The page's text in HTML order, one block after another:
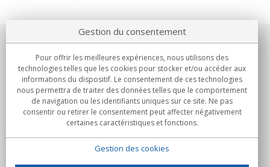
Notre société
Engagements
Achats
Gestion du consentement
Pour offrir les meilleures expériences, nous utilisons des
technologies telles que les cookies pour stocker et/ou accéder aux
informations du dispositif. Le consentement de ces technologies
nous permettra de traiter des données telles que le comportement
de navigation ou les identifiants uniques sur ce site. Ne pas
consentir ou retirer le consentement peut affecter négativement
certaines caractéristiques et fonctions.
Gestion des cookies